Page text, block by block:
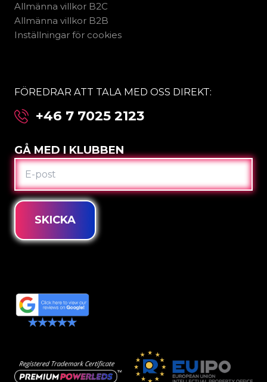
Allmänna villkor B2C
Allmänna villkor B2B
Inställningar för cookies
FÖREDRAR ATT TALA MED OSS DIREKT:
+46 7 7025 2123
GÅ MED I KLUBBEN
E-
POST
SKICKA